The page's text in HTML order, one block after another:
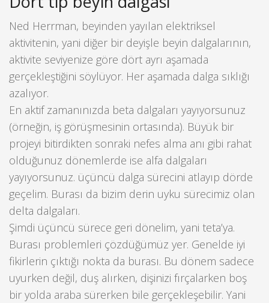
Ned Herrman, beyinden yayılan elektriksel
aktivitenin, yani diğer bir deyişle beyin dalgalarının,
aktivite seviyenize göre dört ayrı aşamada
gerçekleştiğini söylüyor. Her aşamada dalga sıklığı
azalıyor.
En aktif zamanınızda beta dalgaları yayıyorsunuz
(örneğin, iş görüşmesinin ortasında). Büyük bir
projeyi bitirdikten sonraki nefes alma anı gibi rahat
olduğunuz dönemlerde ise alfa dalgaları
yayıyorsunuz. üçüncü dalga sürecini atlayıp dörde
geçelim. Burası da bizim derin uyku sürecimiz olan
delta dalgaları.
Şimdi üçüncü sürece geri dönelim, yani teta’ya.
Burası problemleri çözdüğümüz yer. Genelde iyi
fikirlerin çıktığı nokta da burası. Bu dönem sadece
uyurken değil, duş alırken, dişinizi fırçalarken boş
bir yolda araba sürerken bile gerçekleşebilir. Yani